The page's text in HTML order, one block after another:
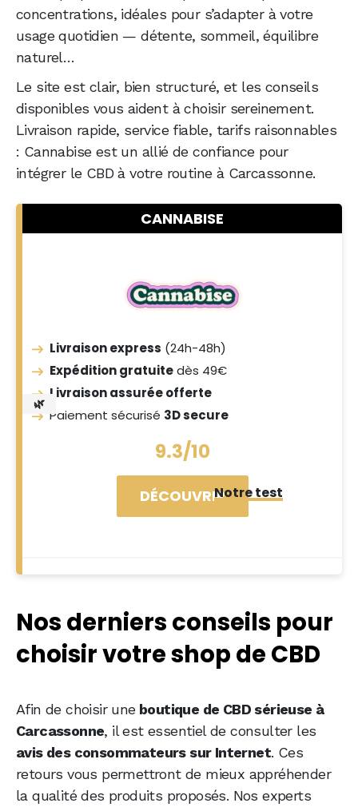
concentrations, idéales pour s’adapter à votre
usage quotidien — détente, sommeil, équilibre
naturel…
Le site est clair, bien structuré, et les conseils
disponibles vous aident à choisir sereinement.
Livraison rapide, service fiable, tarifs raisonnables
: Cannabise est un allié de confiance pour
intégrer le CBD à votre routine à Carcassonne.
CANNABISE
Livraison express (24h-48h)
Expédition gratuitedès 49€
Livraison assurée offerte
Paiement sécurisé 3D secure
9.3/10
DÉCOUVRIRNotre test
🌿
Nos derniers conseils pour
choisir votre shop de CBD
Afin de choisir une boutique de CBD sérieuse à
Carcassonne, il est essentiel de consulter les
avis des consommateurs sur Internet. Ces
retours vous permettront de mieux appréhender
la qualité des produits proposés. Nos experts